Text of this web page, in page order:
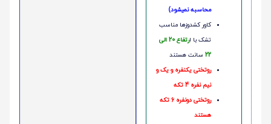
محاسبه نمیشود)
کاور کشدوزها مناسب
تشک با ا
رتفاع 20 الی
22 سانت هستند
روتختی یکنفره و یک و
نیم نفره 4 تکه
روتختی دونفره 6 تکه
هستند